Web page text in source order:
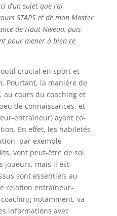
d’un sujet que j’ai
STAPS et de mon Master
de Haut-Niveau, puis
pour mener à bien ce
crucial en sport et
Pourtant, la manière de
cours du coaching et
de connaissances, et
entraîneur) ayant co-
En effet, les habiletés
par exemple
vont peut-être de soi
joueurs, mais il est
sont essentiels au
relation entraîneur-
notamment, va
informations avec